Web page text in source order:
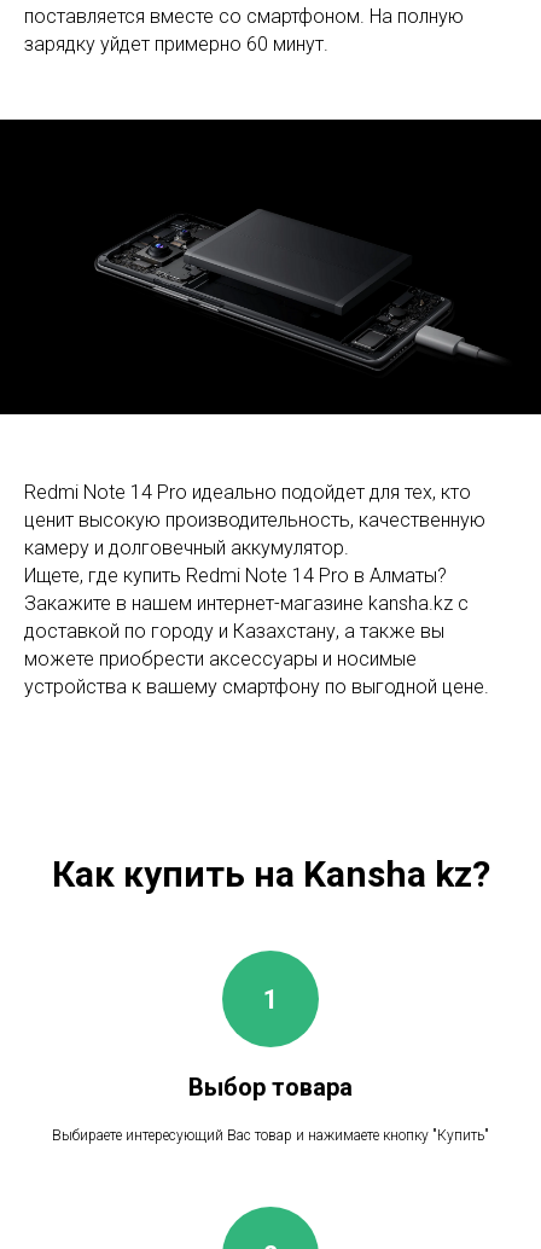
поставляется вместе со смартфоном. На полную
зарядку уйдет примерно 60 минут.
Redmi Note 14 Pro идеально подойдет для тех, кто
ценит высокую производительность, качественную
камеру и долговечный аккумулятор.
Ищете, где купить Redmi Note 14 Pro в Алматы?
Закажите в нашем интернет-магазине kansha.kz с
доставкой по городу и Казахстану, а также вы
можете приобрести аксессуары и носимые
устройства к вашему смартфону по выгодной цене.
Как купить на Kansha kz?
Выбор товара
Выбираете интересующий Вас товар и нажимаете кнопку "Купить"